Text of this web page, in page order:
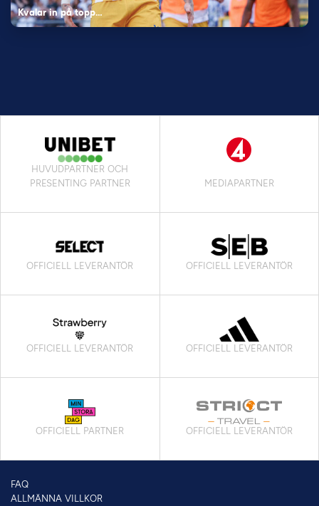
Kvalar in på topp…
HUVUDPARTNER OCH
PRESENTING PARTNER
MEDIAPARTNER
OFFICIELL LEVERANTÖR OFFICIELL LEVERANTÖR
OFFICIELL LEVERANTÖR OFFICIELL LEVERANTÖR
OFFICIELL PARTNER OFFICIELL LEVERANTÖR
FAQ
ALLMÄNNA VILLKOR